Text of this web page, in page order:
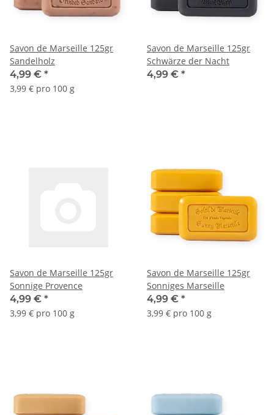
Savon de Marseille 125gr
Sandelholz
4,99 € *
3,99 € pro 100 g
Savon de Marseille 125gr
Schwärze der Nacht
4,99 € *
Savon de Marseille 125gr
Sonnige Provence
4,99 € *
3,99 € pro 100 g
Savon de Marseille 125gr
Sonniges Marseille
4,99 € *
3,99 € pro 100 g